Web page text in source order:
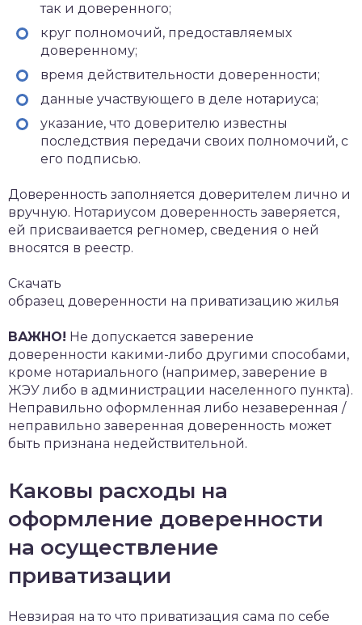
так и доверенного;
круг полномочий, предоставляемых
доверенному;
время действительности доверенности;
данные участвующего в деле нотариуса;
указание, что доверителю известны
последствия передачи своих полномочий, с
его подписью.
Доверенность заполняется доверителем лично и
вручную. Нотариусом доверенность заверяется,
ей присваивается регномер, сведения о ней
вносятся в реестр.
Скачать
образец доверенности на приватизацию жилья
ВАЖНО! Не допускается заверение
доверенности какими-либо другими способами,
кроме нотариального (например, заверение в
ЖЭУ либо в администрации населенного пункта).
Неправильно оформленная либо незаверенная /
неправильно заверенная доверенность может
быть признана недействительной.
Каковы расходы на
оформление доверенности
на осуществление
приватизации
Невзирая на то что приватизация сама по себе